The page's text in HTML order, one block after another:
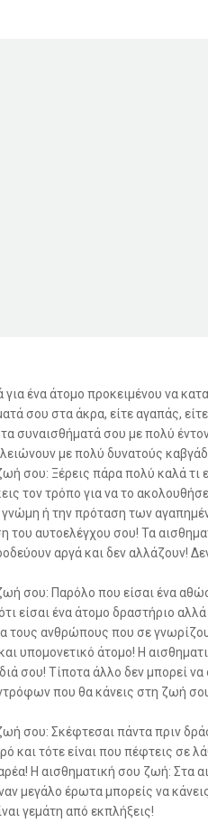
για ένα άτομο προκειμένου να
σου στα άκρα, είτε αγαπάς,
συναισθήματά σου με πολύ
με πολύ δυνατούς
σου: Ξέρεις πάρα πολύ καλά τι
τον τρόπο για να το
γνώμη ή την πρόταση των
του αυτοελέγχου σου! Τα
αργά και δεν αλλάζουν!
σου: Παρόλο που είσαι ένα
είσαι ένα άτομο δραστήριο
τους ανθρώπους που σε
υπομονετικό άτομο! Η
σου! Τίποτα άλλο δεν μπορεί
που θα κάνεις στη ζωή
σου: Σκέφτεσαι πάντα πριν
και τότε είναι που πέφτεις
Η αισθηματική σου ζωή: Στα
μεγάλο έρωτα μπορείς να
γεμάτη από εκπλήξεις!